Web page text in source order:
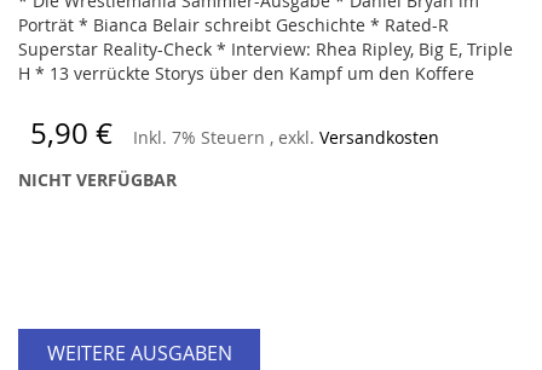
Porträt * Bianca Belair schreibt Geschichte * Rated-R
Superstar Reality-Check * Interview: Rhea Ripley, Big E, Triple
H * 13 verrückte Storys über den Kampf um den Koffere
5,90 € Inkl. 7% Steuern , exkl. Versandkosten
NICHT VERFÜGBAR
WEITERE AUSGABEN
der
Bildergalerie
springen